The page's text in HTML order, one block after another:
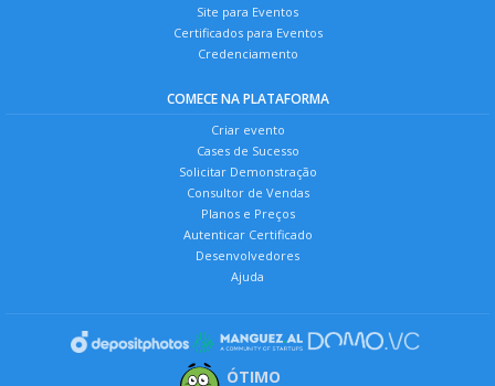
Site para Eventos
Certificados para Eventos
Credenciamento
COMECE NA PLATAFORMA
Criar evento
Cases de Sucesso
Solicitar Demonstração
Consultor de Vendas
Planos e Preços
Autenticar Certificado
Desenvolvedores
Ajuda
ÓTIMO